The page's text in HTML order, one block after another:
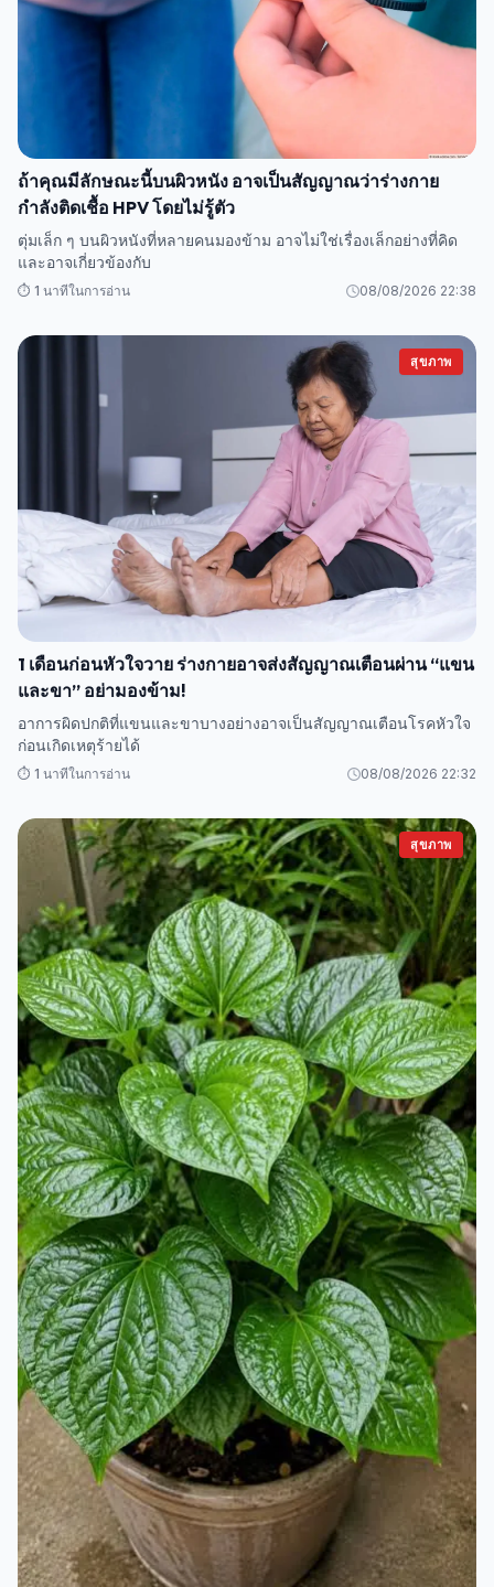
ถ้าคุณมีลักษณะนี้บนผิวหนัง อาจเป็นสัญญาณว่าร่างกาย
กำลังติดเชื้อ HPV โดยไม่รู้ตัว
ตุ่มเล็ก ๆ บนผิวหนังที่หลายคนมองข้าม อาจไม่ใช่เรื่องเล็กอย่างที่คิด
และอาจเกี่ยวข้องกับ
⏱️ 1 นาทีในการอ่าน 08/08/2026 22:38
สุขภาพ
1 เดือนก่อนหัวใจวาย ร่างกายอาจส่งสัญญาณเตือนผ่าน “แขน
และขา” อย่ามองข้าม!
อาการผิดปกติที่แขนและขาบางอย่างอาจเป็นสัญญาณเตือนโรคหัวใจ
ก่อนเกิดเหตุร้ายได้
⏱️ 1 นาทีในการอ่าน 08/08/2026 22:32
สุขภาพ